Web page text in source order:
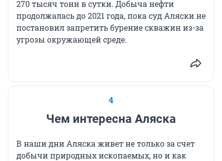
270 тысяч тонн в сутки. Добыча нефти
продолжалась до 2021 года, пока суд Аляски не
постановил запретить бурение скважин из-за
угрозы окружающей среде.
4
Чем интересна Аляска
В наши дни Аляска живет не только за счет
добычи природных ископаемых, но и как